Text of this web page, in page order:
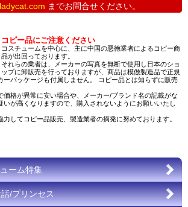
までお問合せください。
コピー品にご注意ください
コスチュームを中心に、主に中国の悪徳業者によるコピー商
品が出回っております。
それらの業者は、メーカーの写真を無断で使用し日本のショ
ップに卸販売を行っておりますが、商品は模倣製造品で正規
ーパッケージも付属しません。 コピー品とは知らずに販売
価格が異常に安い場合や、メーカー/ブランド名の記載がな
いが高くなりますので、購入されないようにお願いいたし
してコピー品販売、製造業者の摘発に努めております。
ーム特集
/プリンセス